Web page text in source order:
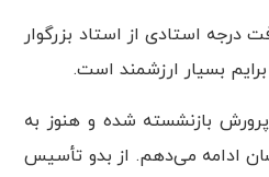
به دریافت درجه استادی از استاد بزرگوار
بسیار ارزشمند است.
و پرورش بازنشسته شده و هنوز به
ادامه می‌دهم. از بدو تأسیس